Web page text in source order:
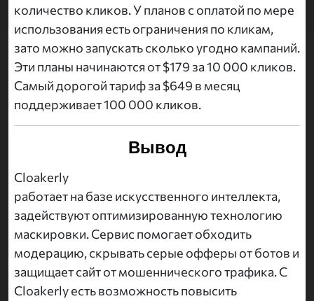
количество кликов. У планов с оплатой по мере
использования есть ограничения по кликам,
зато можно запускать сколько угодно кампаний.
Эти планы начинаются от $179 за 10 000 кликов.
Самый дорогой тариф за $649 в месяц
поддерживает 100 000 кликов.
Вывод
Cloakerly
работает на базе искусственного интеллекта,
задействуют оптимизированную технологию
маскировки. Сервис помогает обходить
модерацию, скрывать серые офферы от ботов и
защищает сайт от мошеннического трафика. С
Cloakerly есть возможность повысить